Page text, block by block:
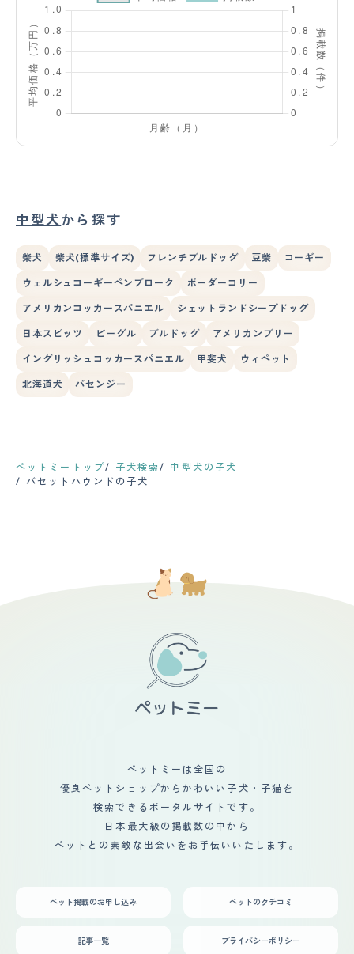
中型犬から探す
柴犬 柴犬(標準サイズ) フレンチブルドッグ 豆柴 コーギー
ウェルシュコーギーペンブローク ボーダーコリー
アメリカンコッカースパニエル シェットランドシープドッグ
日本スピッツ ビーグル ブルドッグ アメリカンブリー
イングリッシュコッカースパニエル 甲斐犬 ウィペット
北海道犬 バセンジー
ペットミートップ 子犬検索
中型犬の子犬
バセットハウンドの子犬
ペットミーは全国の
優良ペットショップからかわいい子犬・子猫を
検索できるポータルサイトです。
日本最大級の掲載数の中から
ペットとの素敵な出会いをお手伝いいたします。
ペット掲載のお申し込み ペットのクチコミ
記事一覧 プライバシーポリシー